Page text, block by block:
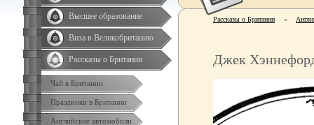
Высшее образование
Виза в Великобританию
Рассказы о Британии
Чай в Британии
Праздники в Британии
Английские автомобили
Рассказы о Британии »
Джек